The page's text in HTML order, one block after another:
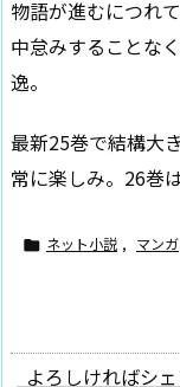
物語が進むにつれ
中怠みすることな
逸。
最新25巻で結構大
常に楽しみ。26巻
 ネット小説 , マンガ
よろしければシ